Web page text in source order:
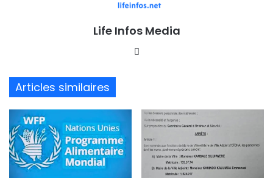
Life Infos Media
Articles similaires